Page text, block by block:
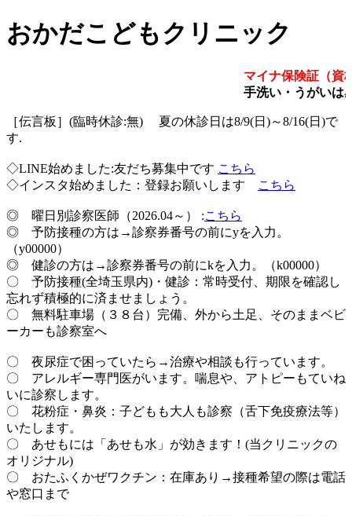
おかだこどもクリニック
マイナ保険証（資
手洗い・うがいは
［伝言板］(臨時休診:無) 夏の休診日は8/9(日)～8/16(日)で
す.
◇LINE始めました:友だち募集中です こちら
◇インスタ始めました：登録お願いします
こちら
◎ 曜日別診察医師（2026.04～） :こちら
◎ 予防接種の方は→診察券番号の前にyを入力。
（y00000）
◎ 健診の方は→診察券番号の前にkを入力。（k00000）
〇 予防接種(全埼玉県内)・健診：常時受付、期限を確認し
忘れず積極的に済ませましょう。
〇 無料駐車場（３８台）完備、外から土足、そのままベビ
ーカーも診察室へ
〇 夜尿症で困っていたら→治療や相談も行っています。
〇 アレルギー専門医がいます。喘息や、アトピーもていね
いに診察します。
〇 花粉症・鼻炎：子どもも大人も診察（舌下免疫療法等）
いたします。
〇 あせもには「あせも水」が効きます！(当クリニックの
オリジナル)
〇 おたふくかぜワクチン：在庫あり→接種希望の際は電話
や窓口まで